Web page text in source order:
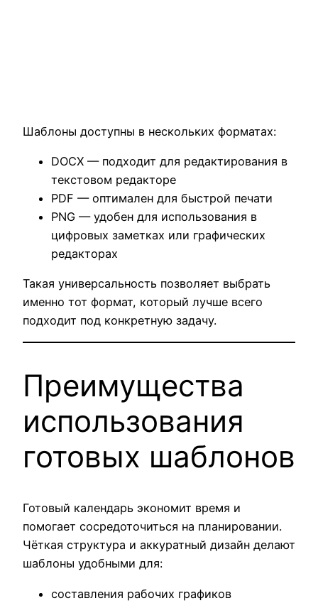
Шаблоны доступны в нескольких форматах:
DOCX — подходит для редактирования в
текстовом редакторе
PDF — оптимален для быстрой печати
PNG — удобен для использования в
цифровых заметках или графических
редакторах
Такая универсальность позволяет выбрать
именно тот формат, который лучше всего
подходит под конкретную задачу.
Преимущества
использования
готовых шаблонов
Готовый календарь экономит время и
помогает сосредоточиться на планировании.
Чёткая структура и аккуратный дизайн делают
шаблоны удобными для:
составления рабочих графиков